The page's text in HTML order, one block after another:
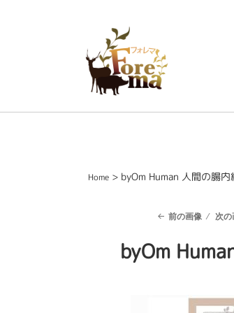
Home> byOm Human 人間の腸内
前の画像 次の
byOm